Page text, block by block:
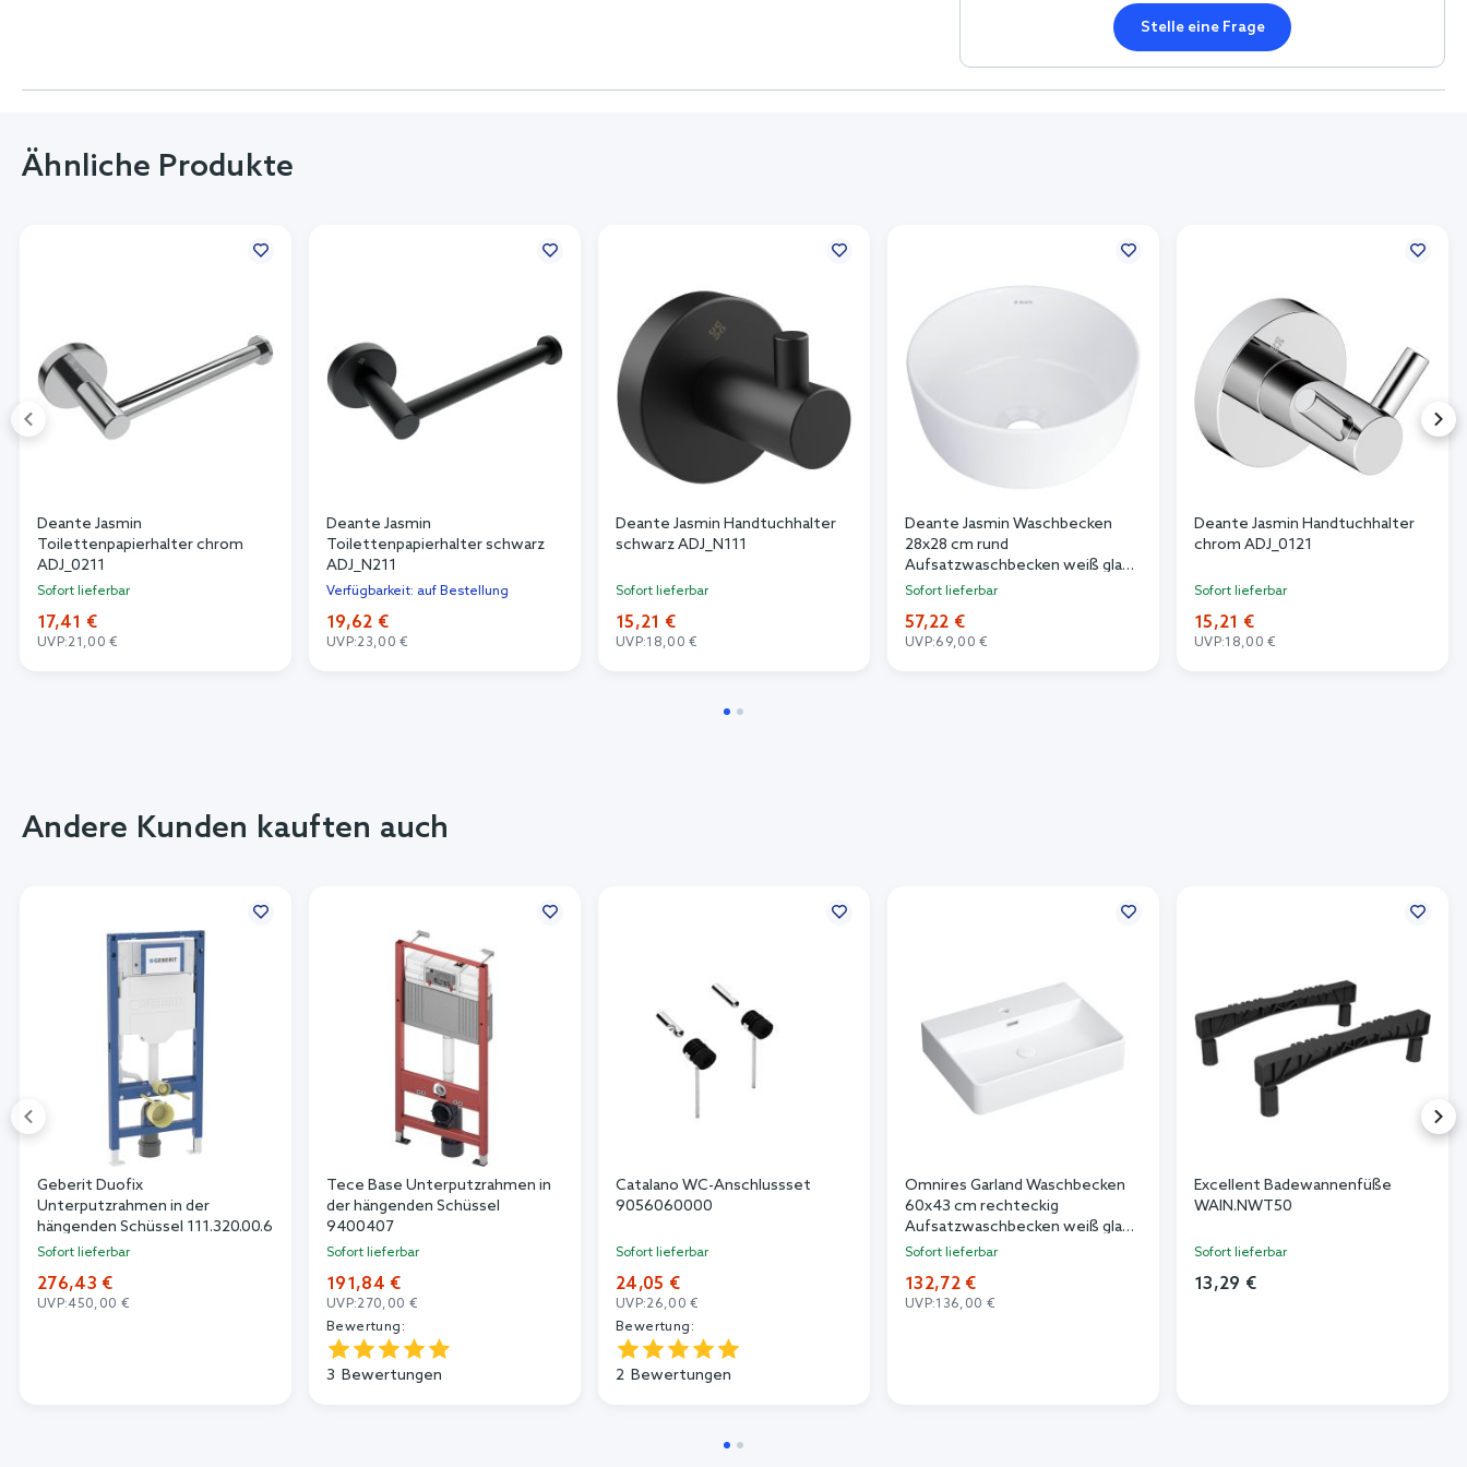
Stelle eine Frage
Ähnliche Produkte
Deante Jasmin
Toilettenpapierhalter chrom
ADJ_0211
Sofort lieferbar
17,41 €
UVP:21,00 €
Deante Jasmin
Toilettenpapierhalter schwarz
ADJ_N211
Verfügbarkeit: auf Bestellung
19,62 €
UVP:23,00 €
Deante Jasmin Handtuchhalter
schwarz ADJ_N111
Sofort lieferbar
15,21 €
UVP:18,00 €
Deante Jasmin Waschbecken
28x28 cm rund
Aufsatzwaschbecken weiß glanz
CDJ_6U2S
Sofort lieferbar
57,22 €
UVP:69,00 €
Deante Jasmin Handtuchhalter
chrom ADJ_0121
Sofort lieferbar
15,21 €
UVP:18,00 €
Andere Kunden kauften auch
Geberit Duofix
Unterputzrahmen in der
hängenden Schüssel 111.320.00.6
Sofort lieferbar
276,43 €
UVP:450,00 €
Tece Base Unterputzrahmen in
der hängenden Schüssel
9400407
Sofort lieferbar
191,84 €
UVP:270,00 €
Bewertung:
3 Bewertungen
Catalano WC-Anschlussset
9056060000
Sofort lieferbar
24,05 €
UVP:26,00 €
Bewertung:
2 Bewertungen
Omnires Garland Waschbecken
60x43 cm rechteckig
Aufsatzwaschbecken weiß glanz
GARLAND600BP
Sofort lieferbar
132,72 €
UVP:136,00 €
Excellent Badewannenfüße
WAIN.NWT50
Sofort lieferbar
13,29 €